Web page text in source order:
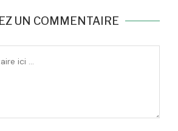
UN COMMENTAIRE